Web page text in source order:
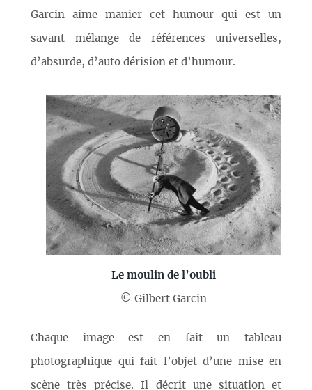
Garcin aime manier cet humour qui est un
savant mélange de références universelles,
d’absurde, d’auto dérision et d’humour.
Le moulin de l’oubli
© Gilbert Garcin
Chaque image est en fait un tableau
photographique qui fait l’objet d’une mise en
scène très précise. Il décrit une situation et